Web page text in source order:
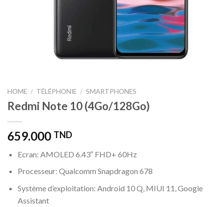
HOME / TÉLÉPHONIE / SMARTPHONES
Redmi Note 10 (4Go/128Go)
659.000 TND
Ecran: AMOLED 6.43″ FHD+ 60Hz
Processeur: Qualcomm Snapdragon 678
Système d’exploitation: Android 10 Q, MIUI 11, Google
Assistant